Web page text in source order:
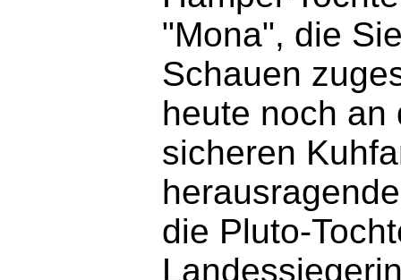
"Mona", die
Schauen
heute noch an
sicheren
die Pluto-